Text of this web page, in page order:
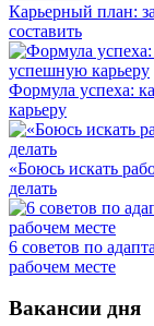
Карьерный план:
составить
Формула успеха:
карьеру
«Боюсь искать
делать
6 советов по
рабочем месте
Вакансии дня